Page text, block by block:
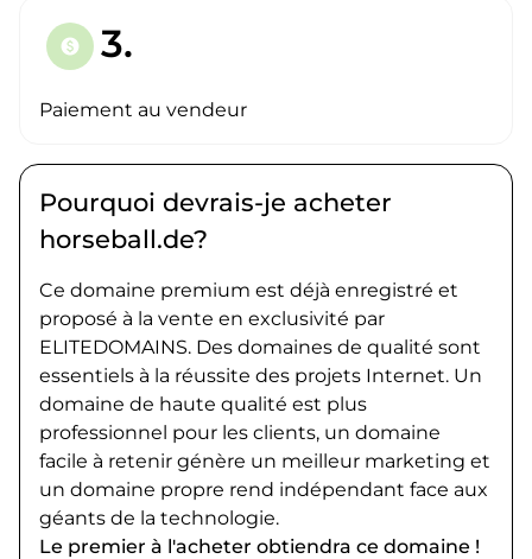
paid 3.
Paiement au vendeur
Pourquoi devrais-je acheter
horseball.de?
Ce domaine premium est déjà enregistré et
proposé à la vente en exclusivité par
ELITEDOMAINS. Des domaines de qualité sont
essentiels à la réussite des projets Internet. Un
domaine de haute qualité est plus
professionnel pour les clients, un domaine
facile à retenir génère un meilleur marketing et
un domaine propre rend indépendant face aux
géants de la technologie.
Le premier à l'acheter obtiendra ce domaine !